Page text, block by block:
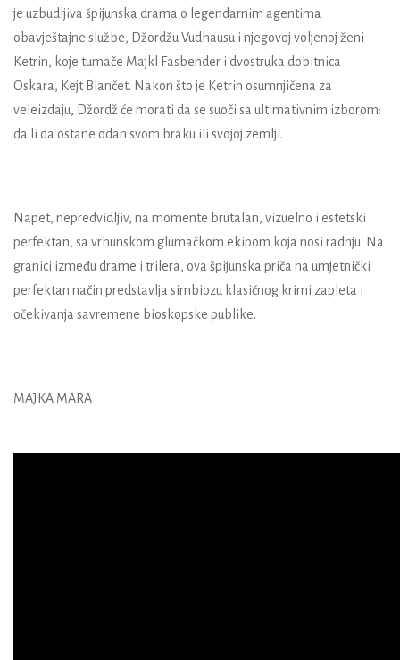
je uzbudljiva špijunska drama o legendarnim agentima
obavještajne službe, Džordžu Vudhausu i njegovoj voljenoj ženi
Ketrin, koje tumače Majkl Fasbender i dvostruka dobitnica
Oskara, Kejt Blančet. Nakon što je Ketrin osumnjičena za
veleizdaju, Džordž će morati da se suoči sa ultimativnim izborom:
da li da ostane odan svom braku ili svojoj zemlji.
Napet, nepredvidljiv, na momente brutalan, vizuelno i estetski
perfektan, sa vrhunskom glumačkom ekipom koja nosi radnju. Na
granici između drame i trilera, ova špijunska priča na umjetnički
perfektan način predstavlja simbiozu klasičnog krimi zapleta i
očekivanja savremene bioskopske publike.
MAJKA MARA